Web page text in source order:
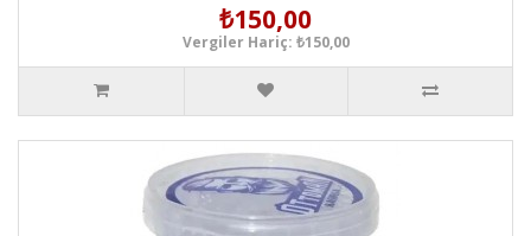
₺150,00
Vergiler Hariç: ₺150,00